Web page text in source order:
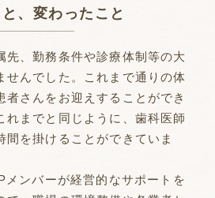
、変わったこと
先、勤務条件や診療体制等の大
せんでした。これまで通りの体
者さんをお迎えすることができ
れまでと同じように、歯科医師
間を掛けることができていま
ンバーが経営的なサポートを